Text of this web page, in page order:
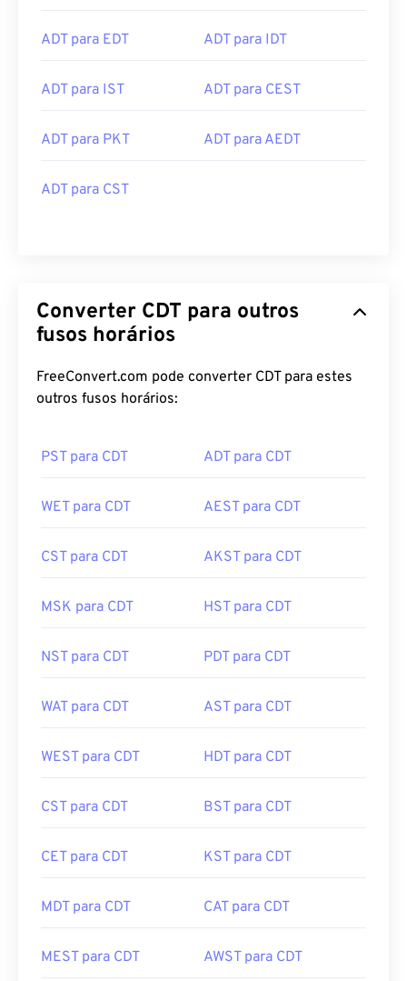
ADT para EDT ADT para IDT
ADT para IST ADT para CEST
ADT para PKT ADT para AEDT
ADT para CST
Converter CDT para outros
fusos horários
FreeConvert.com pode converter CDT para estes
outros fusos horários:
PST para CDT ADT para CDT
WET para CDT AEST para CDT
CST para CDT AKST para CDT
MSK para CDT HST para CDT
NST para CDT PDT para CDT
WAT para CDT AST para CDT
WEST para CDT HDT para CDT
CST para CDT BST para CDT
CET para CDT KST para CDT
MDT para CDT CAT para CDT
MEST para CDT AWST para CDT